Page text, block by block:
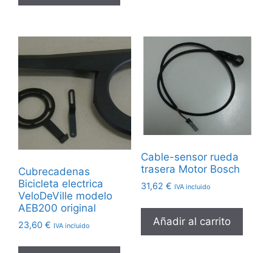
Cubrecadenas
Bicicleta electrica
VeloDeVille modelo
AEB200 original
23,60 € IVA incluido
Cable-sensor rueda
trasera Motor Bosch
31,62 € IVA incluido
Añadir al carrito